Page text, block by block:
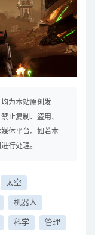
为本站原创发
止复制、盗用、
体平台。如若本
行处理。
太空
机器人
科学 管理